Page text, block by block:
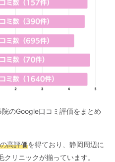
のGoogle口コミ評価をまとめ
高評価を得ており、静岡周辺に
リニックが揃っています。